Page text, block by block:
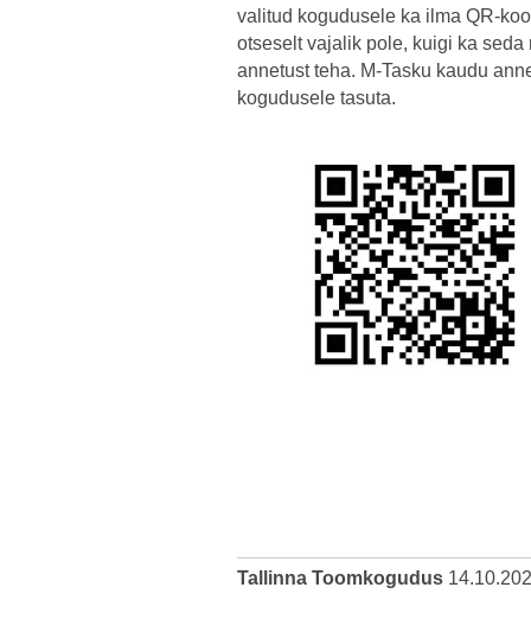
valitud kogudusele ka ilma QR-
otseselt vajalik pole, kuigi ka
annetust teha. M-Tasku kaudu
kogudusele tasuta.
Tallinna Toomkogudus